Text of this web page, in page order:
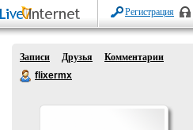
Регистрация
Записи Друзья
Комментарии
flixermx